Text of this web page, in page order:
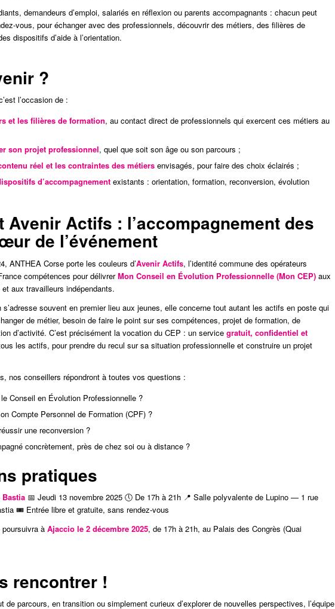
demandeurs d’emploi, salariés en réflexion ou parents accompagnants : chacun peut
vous, pour échanger avec des professionnels, découvrir des métiers, des filières de
dispositifs d’aide à l’orientation.
?
l’occasion de :
et les filières de formation, au contact direct de professionnels qui exercent ces métiers au
son projet professionnel, quel que soit son âge ou son parcours ;
réel et les contraintes des métiers envisagés, pour faire des choix éclairés ;
d’accompagnement existants : orientation, formation, reconversion, évolution
Avenir Actifs : l’accompagnement des
de l’événement
ANTHEA Corse porte les couleurs d’Avenir Actifs, l’identité commune des opérateurs
compétences pour délivrerMon Conseil en Évolution Professionnelle (Mon CEP) aux
aux travailleurs indépendants.
s’adresse souvent en premier lieu aux jeunes, elle concerne tout autant les actifs en poste qui
de métier, besoin de faire le point sur ses compétences, projet de formation, de
d’activité. C’est précisément la vocation du CEP : un service gratuit, confidentiel et
les actifs, pour prendre du recul sur sa situation professionnelle et construire un projet
nos conseillers répondront à toutes vos questions :
Conseil en Évolution Professionnelle ?
Compte Personnel de Formation (CPF) ?
une reconversion ?
concrètement, près de chez soi ou à distance ?
pratiques
📅 Jeudi 13 novembre 2025 🕔 De 17h à 21h 📍 Salle polyvalente de Lupino — 1 rue
🎟️ Entrée libre et gratuite, sans rendez-vous
à Ajaccio le 2 décembre 2025, de 17h à 21h, au Palais des Congrès (Quai
rencontrer !
de parcours, en transition ou simplement curieux d’explorer de nouvelles perspectives, l’équipe